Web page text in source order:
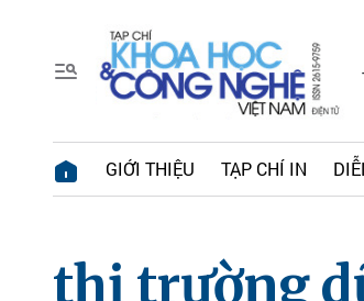
GIỚI THIỆU TẠP CHÍ IN
thị trường